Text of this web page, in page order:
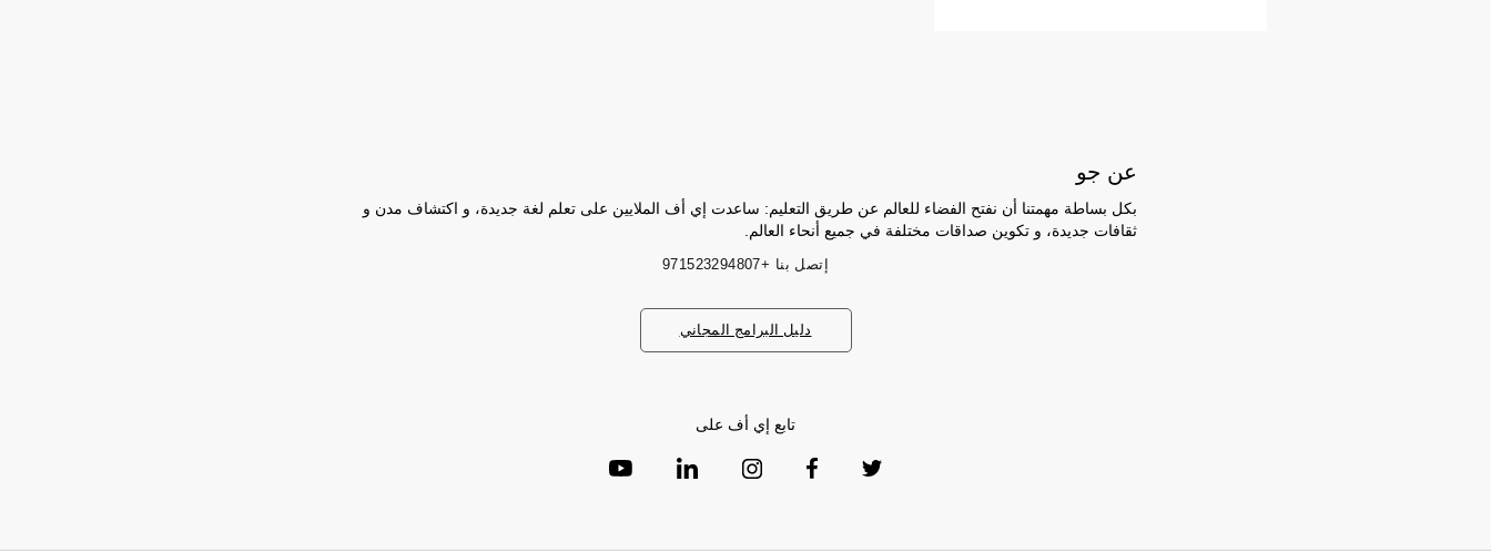
عن جو
بكل بساطة مهمتنا أن نفتح الفضاء للعالم عن طريق التعليم: ساعدت إي أف الملايين على تعلم لغة جديدة، و اكتشاف مدن و
ثقافات جديدة، و تكوين صداقات مختلفة في جميع أنحاء العالم.
إتصل بنا +971523294807
دليل البرامج المجاني
تابع إي أف على